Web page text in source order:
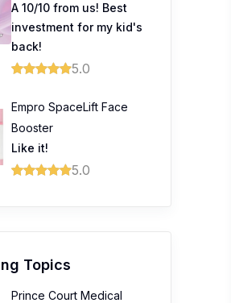
A 10/10 from us! Best
investment for my kid's
back!
5.0
Empro SpaceLift Face
Booster
Like it!
5.0
Topics
Prince Court Medical